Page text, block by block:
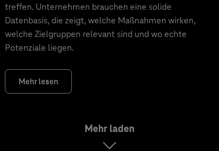
treffen. Unternehmen brauchen eine solide
Datenbasis, die zeigt, welche Maßnahmen wirken,
welche Zielgruppen relevant sind und wo echte
Potenziale liegen.
Mehr lesen
Mehr laden